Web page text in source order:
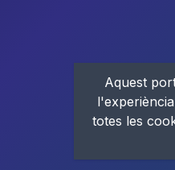
Aquest
totes les